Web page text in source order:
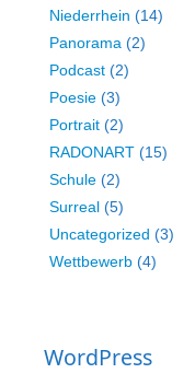
Niederrhein (14)
Panorama (2)
Podcast (2)
Poesie (3)
Portrait (2)
RADONART (15)
Schule (2)
Surreal (5)
Uncategorized (3)
Wettbewerb (4)
WordPress